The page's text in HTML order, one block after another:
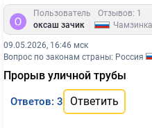
Пользователь
Отзывов: 1
оксаш зачик
Чамзинка
09.05.2026, 16:46 мск
Вопрос по законам страны: Россия
Прорыв уличной трубы
Ответов: 3 Ответить